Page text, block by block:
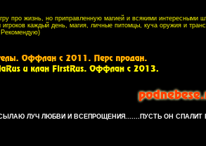
про жизнь, но приправленную магией и всякими интересными
каждый день, магия, личные питомцы, куча оружия и
ЛУЧ ЛЮБВИ И ВСЕПРОЩЕНИЯ.......ПУСТЬ ОН СПАЛИТ